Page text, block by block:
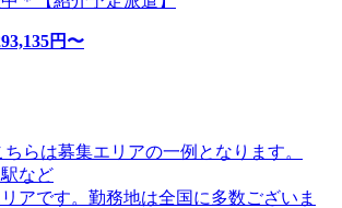
円〜
らは募集エリアの一例となります。
など
アです。勤務地は全国に多数ございま